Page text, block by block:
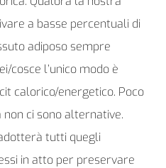
a basse percentuali di
adiposo sempre
cosce l’unico modo è
calorico/energetico. Poco
ci sono alternative.
tutti quegli
in atto per preservare